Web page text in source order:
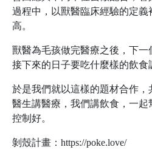
過程中，以獸醫臨床經驗的定義
高。
獸醫為毛孩做完醫療之後，下
接下來的日子要吃什麼樣的飲食
於是我們就以這樣的題材合作，
醫生講醫療，我們講飲食，一
控制好。
剝殼計畫：https://poke.love/